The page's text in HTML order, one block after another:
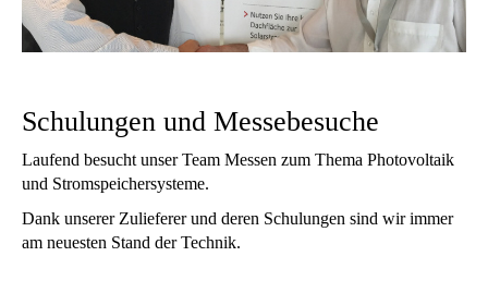
Schulungen und Messebesuche
Laufend besucht unser Team Messen zum Thema Photovoltaik
und Stromspeichersysteme.
Dank unserer Zulieferer und deren Schulungen sind wir immer
am neuesten Stand der Technik.